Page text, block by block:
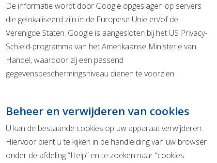
De informatie wordt door Google opgeslagen op servers
die gelokaliseerd zijn in de Europese Unie en/of de
Verenigde Staten. Google is aangesloten bij het US Privacy-
Schield-programma van het Amerikaanse Ministerie van
Handel, waardoor zij een passend
gegevensbeschermingsniveau dienen te voorzien.
Beheer en verwijderen van cookies
U kan de bestaande cookies op uw apparaat verwijderen.
Hiervoor dient u te kijken in de handleiding van uw browser
onder de afdeling “Help” en te zoeken naar “cookies